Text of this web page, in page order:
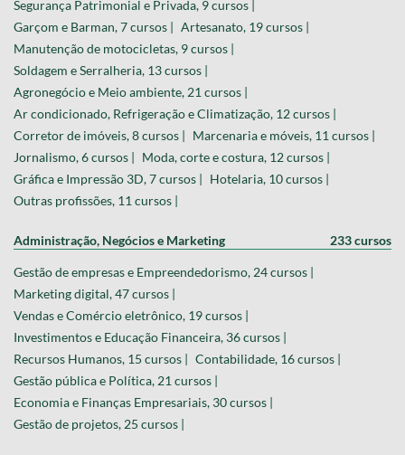
Segurança Patrimonial e Privada, 9 cursos |
Garçom e Barman, 7 cursos | Artesanato, 19 cursos |
Manutenção de motocicletas, 9 cursos |
Soldagem e Serralheria, 13 cursos |
Agronegócio e Meio ambiente, 21 cursos |
Ar condicionado, Refrigeração e Climatização, 12 cursos |
Corretor de imóveis, 8 cursos | Marcenaria e móveis, 11 cursos |
Jornalismo, 6 cursos | Moda, corte e costura, 12 cursos |
Gráfica e Impressão 3D, 7 cursos | Hotelaria, 10 cursos |
Outras profissões, 11 cursos |
Administração, Negócios e Marketing 233 cursos
Gestão de empresas e Empreendedorismo, 24 cursos |
Marketing digital, 47 cursos |
Vendas e Comércio eletrônico, 19 cursos |
Investimentos e Educação Financeira, 36 cursos |
Recursos Humanos, 15 cursos | Contabilidade, 16 cursos |
Gestão pública e Política, 21 cursos |
Economia e Finanças Empresariais, 30 cursos |
Gestão de projetos, 25 cursos |